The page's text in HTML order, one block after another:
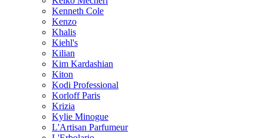
Kenneth Cole
Kenzo
Khalis
Kiehl's
Kilian
Kim Kardashian
Kiton
Kodi Professional
Korloff Paris
Krizia
Kylie Minogue
L'Artisan Parfumeur